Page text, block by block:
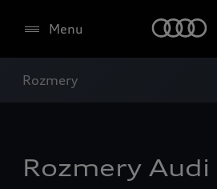
Menu
Rozmery
Rozmery Audi